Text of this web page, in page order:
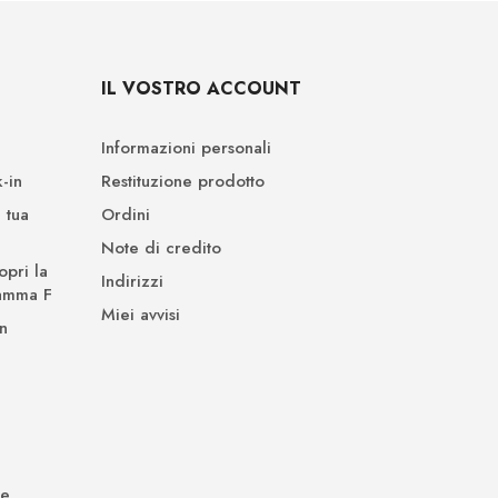
in
la
F
IL VOSTRO ACCOUNT
Informazioni personali
Restituzione prodotto
Ordini
Note di credito
Indirizzi
Miei avvisi